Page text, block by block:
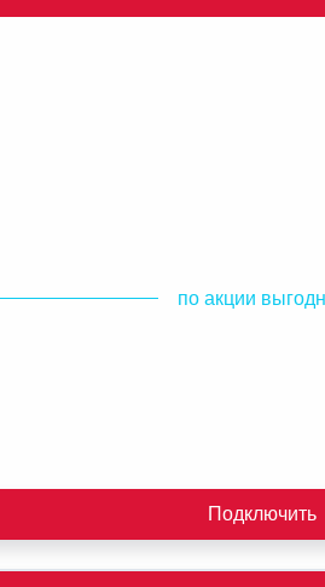
по акции
Подключить